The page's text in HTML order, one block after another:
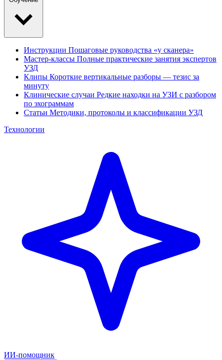
Инструкции Пошаговые руководства «у сканера»
Мастер-классы Полные практические занятия экспертов
УЗД
Клипы Короткие вертикальные разборы — тезис за
минуту
Клинические случаи Редкие находки на УЗИ с разбором
по эхограммам
Статьи Методики, протоколы и классификации УЗД
Технологии
ИИ-помощник